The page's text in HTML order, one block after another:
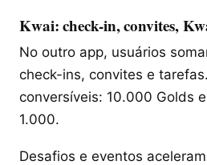
Kwai: check-in, convites,
No outro app, usuários
check-ins, convites e
conversíveis: 10.000 Golds
1.000.
Desafios e eventos